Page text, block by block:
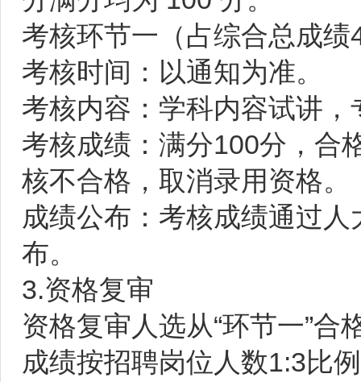
考核环节一（占综合总成绩
考核时间：以通知为准。
考核内容：学科内容试讲，
考核成绩：满分100分，合
核不合格，取消录用资格。
成绩公布：考核成绩通过
布。
3.资格复审
资格复审人选从“环节一”
成绩按招聘岗位人数1:3比